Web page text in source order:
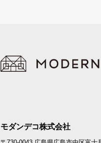
モダンデコ株式会社